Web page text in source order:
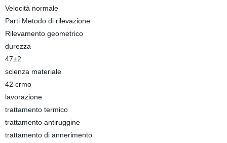
Velocità normale
Parti Metodo di rilevazione
Rilevamento geometrico
durezza
47±2
scienza materiale
42 crmo
lavorazione
trattamento termico
trattamento antiruggine
trattamento di annerimento